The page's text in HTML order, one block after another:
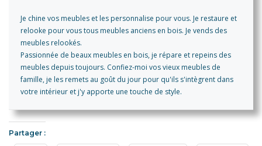
Je chine vos meubles et les personnalise pour vous. Je restaure et
relooke pour vous tous meubles anciens en bois. Je vends des
meubles relookés.
Passionnée de beaux meubles en bois, je répare et repeins des
meubles depuis toujours. Confiez-moi vos vieux meubles de
famille, je les remets au goût du jour pour qu'ils s'intègrent dans
votre intérieur et j'y apporte une touche de style.
Partager :